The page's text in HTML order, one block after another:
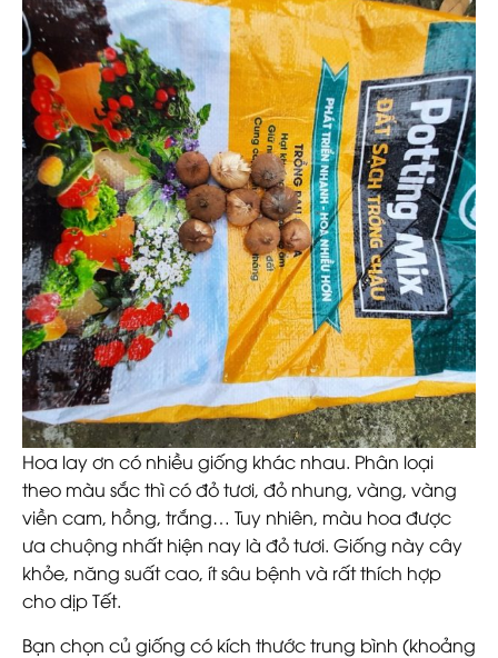
Hoa lay ơn có nhiều giống khác nhau. Phân loại
theo màu sắc thì có đỏ tươi, đỏ nhung, vàng, vàng
viền cam, hồng, trắng… Tuy nhiên, màu hoa được
ưa chuộng nhất hiện nay là đỏ tươi. Giống này cây
khỏe, năng suất cao, ít sâu bệnh và rất thích hợp
cho dịp Tết.
Bạn chọn củ giống có kích thước trung bình (khoảng